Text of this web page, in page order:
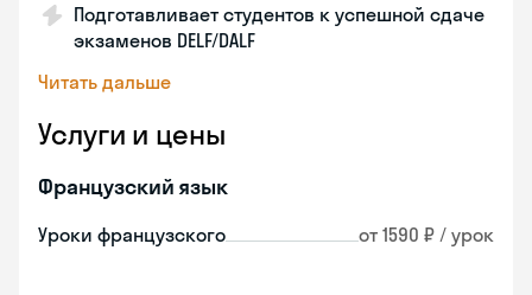
Подготавливает студентов к успешной сдаче
экзаменов DELF/DALF
Читать дальше
Услуги и цены
Французский язык
Уроки французского от 1590 ₽ / урок